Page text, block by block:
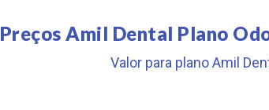
Preços Amil Dental Plano
Valor para plano Amil